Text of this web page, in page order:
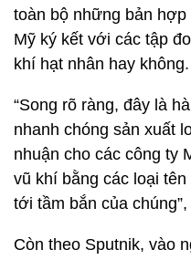
toàn bộ những bản
Mỹ ký kết với các tập
khí hạt nhân hay không.
“Song rõ ràng, đây là
nhanh chóng sản xuất
nhuận cho các công ty
vũ khí bằng các loại
tới tầm bắn của
Còn theo Sputnik, vào